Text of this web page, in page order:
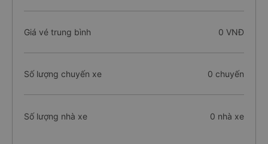
Giá vé trung bình 0 VNĐ
Số lượng chuyến xe 0 chuyến
Số lượng nhà xe 0 nhà xe